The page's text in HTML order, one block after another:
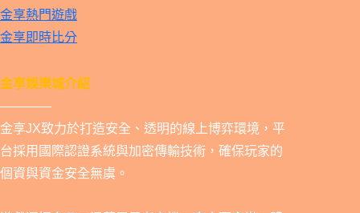
金享熱門遊戲
金享即時比分
金享娛樂城介紹
————
金享JX致力於打造安全、透明的線上博弈環境，平
台採用國際認證系統與加密傳輸技術，確保玩家的
個資與資金安全無虞。